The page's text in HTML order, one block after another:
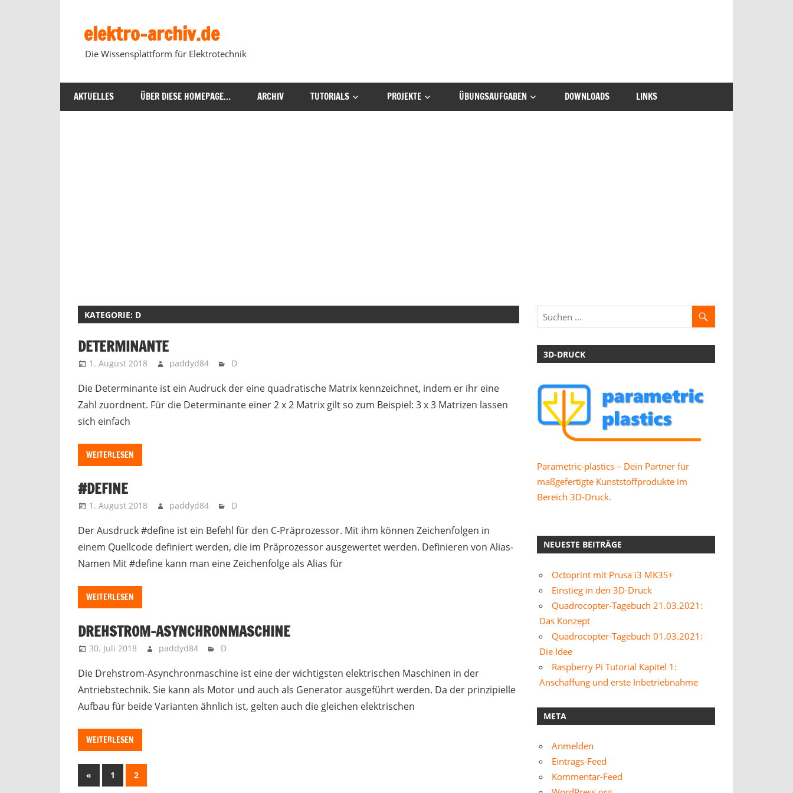
springenelektro-archiv.de
Die Wissensplattform für Elektrotechnik
AKTUELLES ÜBER DIESE HOMEPAGE… ARCHIV TUTORIALS PROJEKTE ÜBUNGSAUFGABEN DOWNLOADS LINKS
KATEGORIE: D
DETERMINANTE
1. August 2018 paddyd84 D
Die Determinante ist ein Audruck der eine quadratische Matrix kennzeichnet, indem er ihr eine
Zahl zuordnent. Für die Determinante einer 2 x 2 Matrix gilt so zum Beispiel: 3 x 3 Matrizen lassen
sich einfach
WEITERLESEN
#DEFINE
1. August 2018 paddyd84 D
Der Ausdruck #define ist ein Befehl für den C-Präprozessor. Mit ihm können Zeichenfolgen in
einem Quellcode definiert werden, die im Präprozessor ausgewertet werden. Definieren von Alias-
Namen Mit #define kann man eine Zeichenfolge als Alias für
WEITERLESEN
DREHSTROM-ASYNCHRONMASCHINE
30. Juli 2018 paddyd84 D
Die Drehstrom-Asynchronmaschine ist eine der wichtigsten elektrischen Maschinen in der
Antriebstechnik. Sie kann als Motor und auch als Generator ausgeführt werden. Da der prinzipielle
Aufbau für beide Varianten ähnlich ist, gelten auch die gleichen elektrischen
WEITERLESEN
Seitennummerierung
« Vorherige
Beiträge
1 2
3D-DRUCK
Parametric-plastics – Dein Partner für
maßgefertigte Kunststoffprodukte im
Bereich 3D-Druck.
NEUESTE BEITRÄGE
Octoprint mit Prusa i3 MK3S+
Einstieg in den 3D-Druck
Quadrocopter-Tagebuch 21.03.2021:
Das Konzept
Quadrocopter-Tagebuch 01.03.2021:
Die Idee
Raspberry Pi Tutorial Kapitel 1:
Anschaffung und erste Inbetriebnahme
META
Anmelden
Eintrags-Feed
Kommentar-Feed